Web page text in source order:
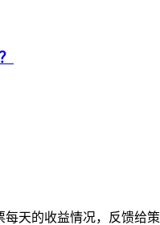
每天的收益情况，反馈给策